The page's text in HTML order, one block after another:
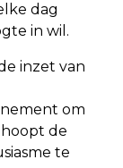
dag
in wil.
inzet van
om
de
te